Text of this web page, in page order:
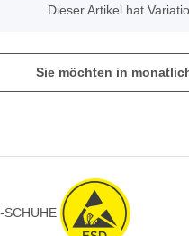
Dieser Artikel hat
Sie möchten in